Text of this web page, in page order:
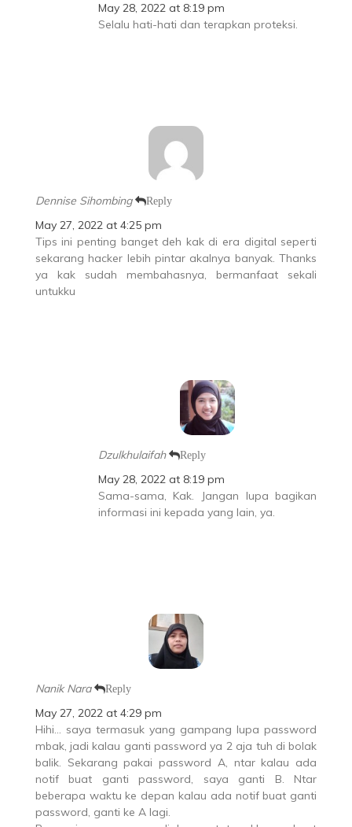
May 28, 2022 at 8:19 pm
Selalu hati-hati dan terapkan proteksi.
Dennise Sihombing Reply
May 27, 2022 at 4:25 pm
Tips ini penting banget deh kak di era digital seperti
sekarang hacker lebih pintar akalnya banyak. Thanks
ya kak sudah membahasnya, bermanfaat sekali
untukku
Dzulkhulaifah Reply
May 28, 2022 at 8:19 pm
Sama-sama, Kak. Jangan lupa bagikan
informasi ini kepada yang lain, ya.
Nanik Nara Reply
May 27, 2022 at 4:29 pm
Hihi… saya termasuk yang gampang lupa password
mbak, jadi kalau ganti password ya 2 aja tuh di bolak
balik. Sekarang pakai password A, ntar kalau ada
notif buat ganti password, saya ganti B. Ntar
beberapa waktu ke depan kalau ada notif buat ganti
password, ganti ke A lagi.